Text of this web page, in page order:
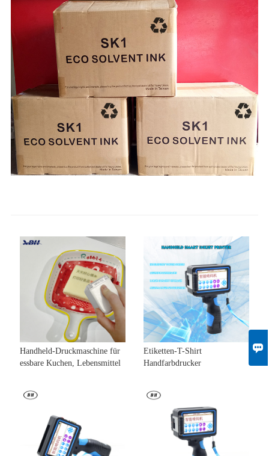

Handheld-Druckmaschine für
essbare Kuchen, Lebensmittel
Etiketten-T-Shirt
Handfarbdrucker